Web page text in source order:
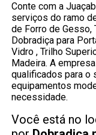
Conte com a
serviços do ramo
de Forro de Gesso,
Dobradiça para
Vidro , Trilho
Madeira. A
qualificados para o
equipamentos
necessidade.
Você está no